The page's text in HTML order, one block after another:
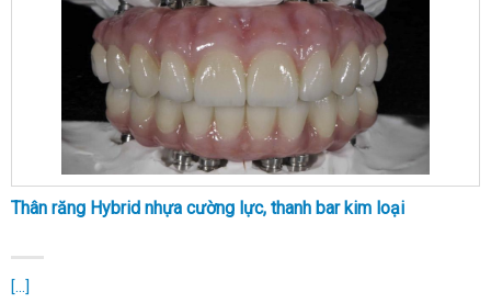
Thân răng Hybrid nhựa cường lực, thanh bar kim loại
[...]